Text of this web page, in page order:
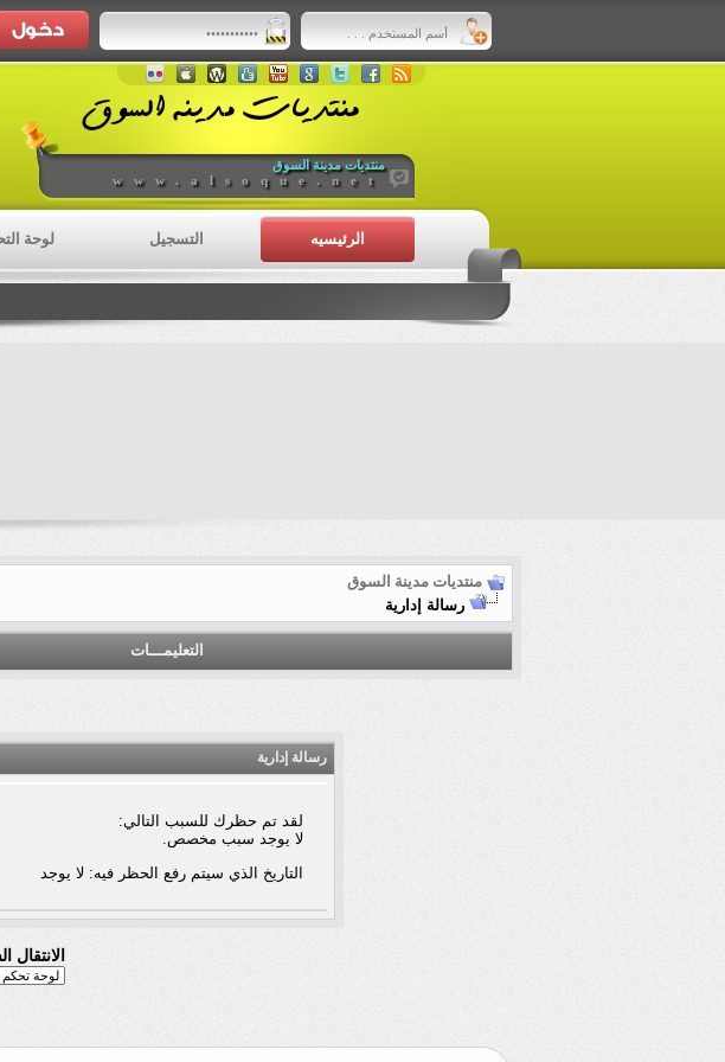
منتديات مدينة السوق
www.alsoque.net
الرئيسيه التسجيل لوحة
منتديات مدينة السوق
رسالة إدارية
التعليمـــات
رسالة إدارية
لقد تم حظرك للسبب التالي:
لا يوجد سبب مخصص.
التاريخ الذي سيتم رفع الحظر فيه: لا يوجد
الانتقال